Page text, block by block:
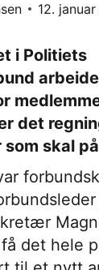
12.
i Politiets
det
skal
det hele